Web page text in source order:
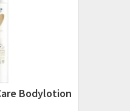
Bodylotion